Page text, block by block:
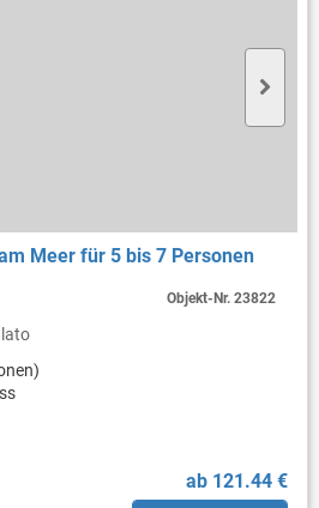
Meer für 5 bis 7 Personen
ab 121.44 €
Objekt-Nr.23822